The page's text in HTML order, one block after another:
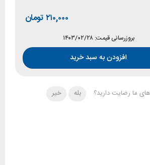
تومان۲۱۰,۰۰۰
بروزرسانی قیمت: ۱۴۰۳/۰۲/۲۸
افزودن به سبد خرید
ما رضایت دارید؟ بله خیر